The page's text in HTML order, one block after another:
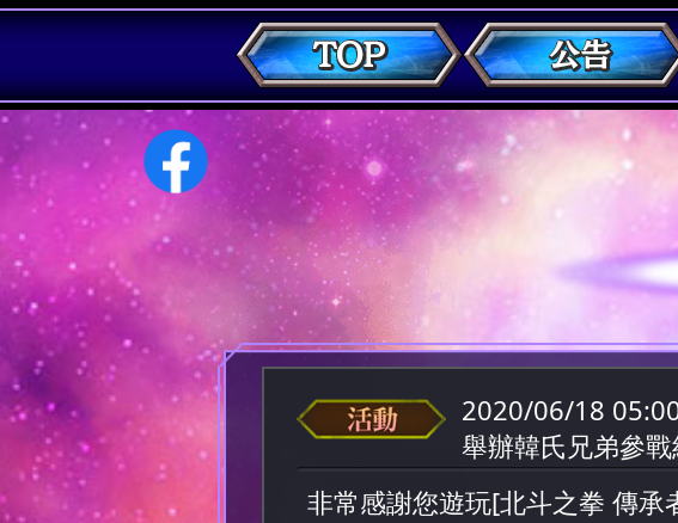
2020/06/18
舉辦韓氏兄弟參戰
非常感謝您遊玩[北斗之拳 傳承